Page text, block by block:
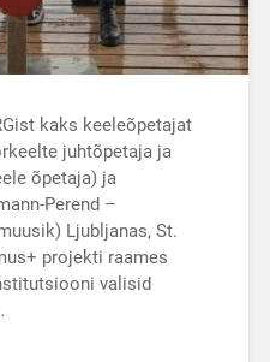
kaks keeleõpetajat
juhtõpetaja ja
õpetaja) ja
Perend –
Ljubljanas, St.
projekti raames
valisid